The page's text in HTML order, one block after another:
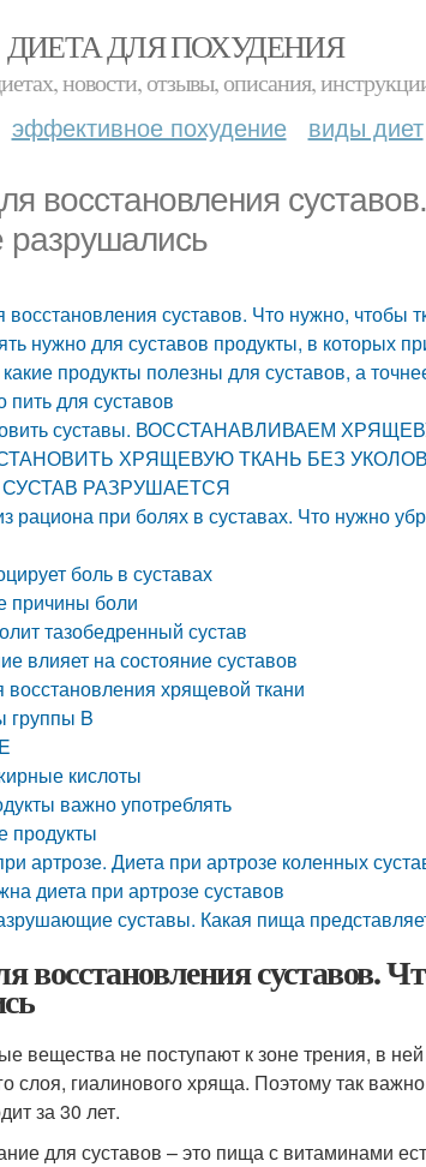
ДИЕТА ДЛЯ ПОХУДЕНИЯ
новости, отзывы, описания,
эффективное похудение виды диет
восстановления
восстановления суставов. Что нужно, чтобы
нужно для суставов продукты, в которых
продукты полезны для суставов, а
пить для суставов
суставы. ВОССТАНАВЛИВАЕМ
ХРЯЩЕВУЮ ТКАНЬ БЕЗ УКОЛОВ
РАЗРУШАЕТСЯ
рациона при болях в суставах. Что нужно
боль в суставах
причины боли
тазобедренный сустав
влияет на состояние суставов
восстановления хрящевой ткани
группы B
кислоты
важно употреблять
продукты
артрозе. Диета при артрозе коленных
диета при артрозе суставов
суставы. Какая пища
восстановления суставов.
вещества не поступают к зоне трения, в
слоя, гиалинового хряща. Поэтому так
за 30 лет.
для суставов – это пища с витаминами